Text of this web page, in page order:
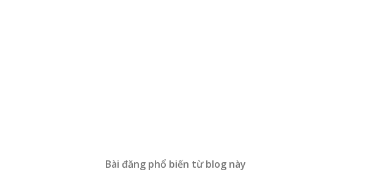
Bài đăng phổ biến từ blog này